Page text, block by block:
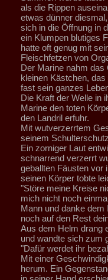
als die Rippen
etwas dünner
sich in die Öffnung in
ein Klumpen blutiges
hatte oft genug mit
Fleischfetzen von
Der Marine nahm
kleinen Kästchen,
fast sein ganzes
Die Kraft der Welle in
Marine den toten
den Landril erfuhr.
Mit wutverzerrtem
seinem
Ein zorniger Laut
schnarrend verzerrt
geballten Fäusten vor
seinen Körper tobte
"Störe meine Kreise
mich nicht noch
Mann und danke
noch auf den Rest
Aus dem Helm drang
und wandte sich zum
"Dafür werdet ihr
Mit einer
herum. Ein